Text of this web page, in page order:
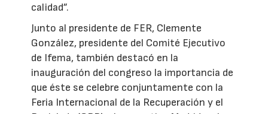
calidad”.
Junto al presidente de FER, Clemente
González, presidente del Comité Ejecutivo
de Ifema, también destacó en la
inauguración del congreso la importancia de
que éste se celebre conjuntamente con la
Feria Internacional de la Recuperación y el